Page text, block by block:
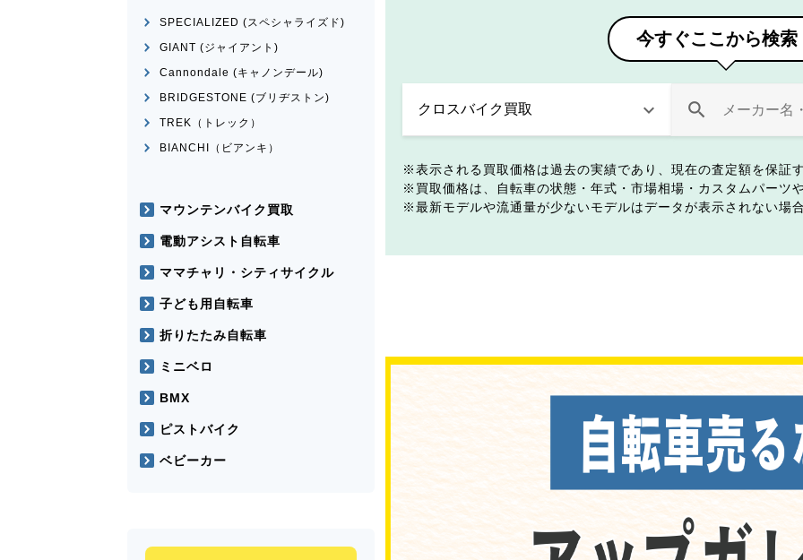
今すぐここから検索
表示される買取価格は過去の実績であり、現在の査定額を保証
買取価格は、自転車の状態・年式・市場相場・カスタムパーツ
最新モデルや流通量が少ないモデルはデータが表示されない場
SPECIALIZED (スペシャライズド)
GIANT (ジャイアント)
Cannondale (キャノンデール)
BRIDGESTONE (ブリヂストン)
TREK（トレック）
BIANCHI（ビアンキ）
マウンテンバイク買取
電動アシスト自転車
ママチャリ・シティサイクル
子ども用自転車
折りたたみ自転車
ミニベロ
BMX
ピストバイク
ベビーカー